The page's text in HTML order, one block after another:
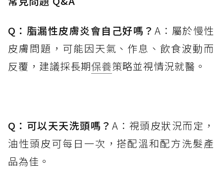
Q：脂漏性皮膚炎會自己好嗎？ A：屬於慢性
皮膚問題，可能因天氣、作息、飲食波動而
反覆，建議採長期保養策略並視情況就醫。
Q：可以天天洗頭嗎？ A：視頭皮狀況而定，
油性頭皮可每日一次，搭配溫和配方洗髮產
品為佳。